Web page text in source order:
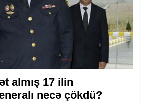
almış 17 ilin
necə çökdü?